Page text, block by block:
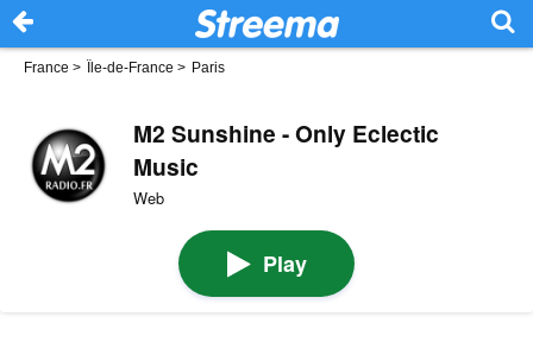
France > Île-de-France > Paris
M2 Sunshine - Only Eclectic
Music
Web
Play